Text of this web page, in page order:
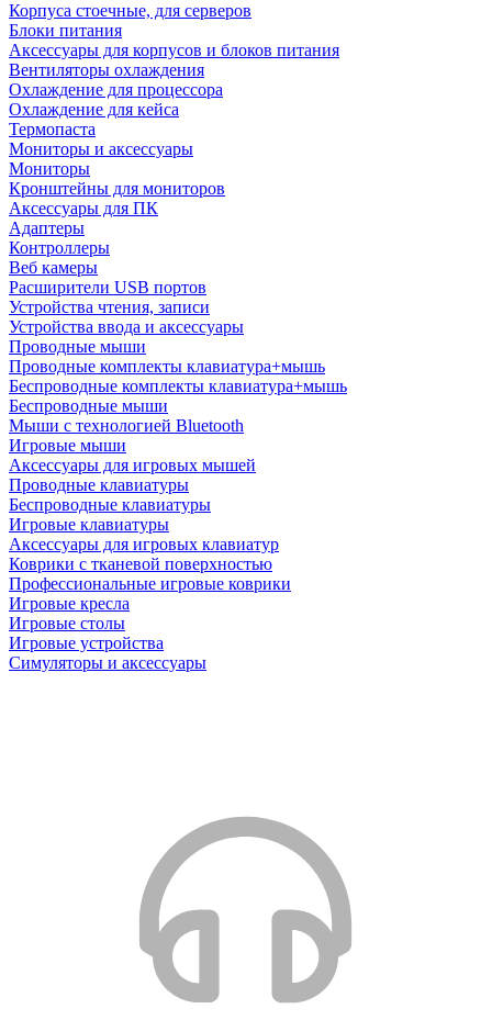
Корпуса стоечные, для серверов
Блоки питания
Аксессуары для корпусов и блоков питания
Вентиляторы охлаждения
Охлаждение для процессора
Охлаждение для кейса
Термопаста
Мониторы и аксессуары
Мониторы
Кронштейны для мониторов
Аксессуары для ПК
Адаптеры
Контроллеры
Веб камеры
Расширители USB портов
Устройства чтения, записи
Устройства ввода и аксессуары
Проводные мыши
Проводные комплекты клавиатура+мышь
Беспроводные комплекты клавиатура+мышь
Беспроводные мыши
Мыши с технологией Bluetooth
Игровые мыши
Аксессуары для игровых мышей
Проводные клавиатуры
Беспроводные клавиатуры
Игровые клавиатуры
Аксессуары для игровых клавиатур
Коврики с тканевой поверхностью
Профессиональные игровые коврики
Игровые кресла
Игровые столы
Игровые устройства
Симуляторы и аксессуары